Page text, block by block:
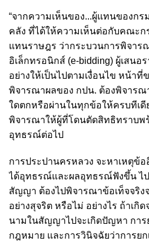
“จากความเห็นของ...ผู้แทนของก
คลัง ที่ได้ให้ความเห็นต่อกับคณะก
แทนราษฎร ว่ากระบวนการพิจาร
อิเล็กทรอนิกส์ (e-bidding) ผู้เสนอ
อย่างให้เป็นไปตามเงื่อนไข หน้า
พิจารณาผลของ กปน. ต้องพิจารณ
ใดตกหรือผ่านในทุกข้อให้ครบทีเดี
พิจารณาให้ผู้ที่โดนตัดสิทธิทราบพ
อุทธรณ์ต่อไป
การประปานครหลวง จะหาเหตุข้
ได้อุทธรณ์และผลอุทธรณ์ฟังขึ้น ไ
สัญญา ต้องไปพิจารณาข้อเท็จจริง
อย่างสุจริต หรือไม่ อย่างไร ถ้าเกิ
นามในสัญญาไปจะเกิดปัญหา การ
กฎหมาย และการวินิจฉัยว่าการยก